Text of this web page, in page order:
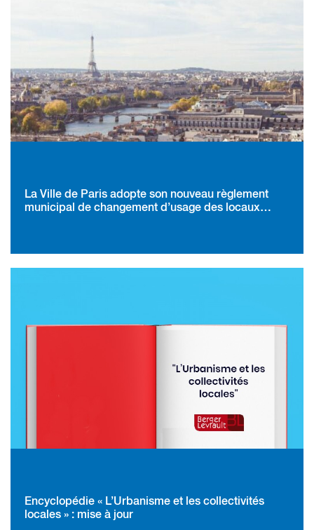
La Ville de Paris adopte son nouveau règlement
municipal de changement d’usage des locaux
Encyclopédie « L’Urbanisme et les collectivités
locales » : mise à jour